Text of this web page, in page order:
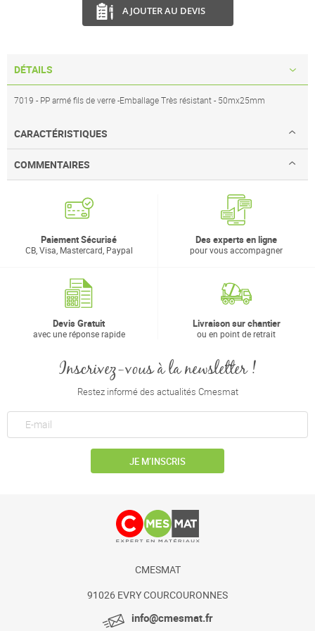
AJOUTER AU DEVIS
DÉTAILS
7019 - PP armé fils de verre -Emballage Très résistant - 50mx25mm
CARACTÉRISTIQUES
COMMENTAIRES
Paiement Sécurisé
CB, Visa, Mastercard, Paypal
Des experts en ligne
pour vous accompagner
Devis Gratuit
avec une réponse rapide
Livraison sur chantier
ou en point de retrait
Inscrivez-vous à la newsletter !
Restez informé des actualités Cmesmat
JE M’INSCRIS
CMESMAT
91026 EVRY COURCOURONNES
info@cmesmat.fr